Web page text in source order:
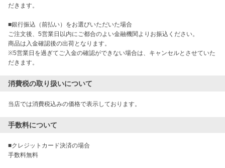
だきます。
■銀行振込（前払い）をお選びいただいた場合
ご注文後、5営業日以内にご都合のよい金融機関よりお振込ください。
商品は入金確認後の出荷となります。
※5営業日を過ぎてご入金の確認ができない場合は、キャンセルとさせていた
だきます。
消費税の取り扱いについて
当店では消費税込みの価格で表示しております。
手数料について
■クレジットカード決済の場合
手数料無料